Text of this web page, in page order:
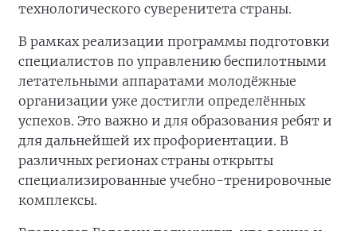
технологического суверенитета страны.
В рамках реализации программы подготовки
специалистов по управлению беспилотными
летательными аппаратами молодёжные
организации уже достигли определённых
успехов. Это важно и для образования ребят и
для дальнейшей их профориентации. В
различных регионах страны открыты
специализированные учебно-тренировочные
комплексы.